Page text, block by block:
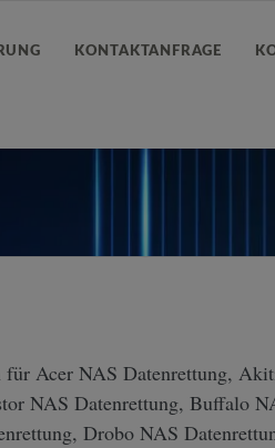
KONTAKTANFRAGE
Acer NAS Datenrettung,
NAS Datenrettung, Buffalo
Drobo NAS